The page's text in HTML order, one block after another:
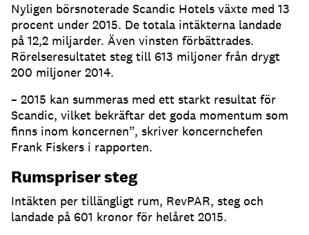
Nyligen börsnoterade Scandic Hotels växte med 13
procent under 2015. De totala intäkterna landade
på 12,2 miljarder. Även vinsten förbättrades.
Rörelseresultatet steg till 613 miljoner från drygt
200 miljoner 2014.
­– 2015 kan summeras med ett starkt resultat för
Scandic, vilket bekräftar det goda momentum som
finns inom koncernen”, skriver koncernchefen
Frank Fiskers i rapporten.
Rumspriser steg
Intäkten per tillängligt rum, RevPAR, steg och
landade på 601 kronor för helåret 2015.